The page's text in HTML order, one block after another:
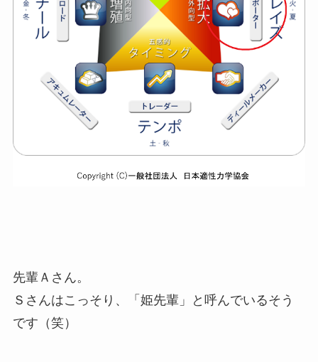
先輩Ａさん。
Ｓさんはこっそり、「姫先輩」と呼んでいるそう
です（笑）